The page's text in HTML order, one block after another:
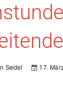
Seidel 17.